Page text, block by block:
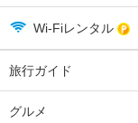
Wi-Fiレンタル
旅行ガイド
グルメ